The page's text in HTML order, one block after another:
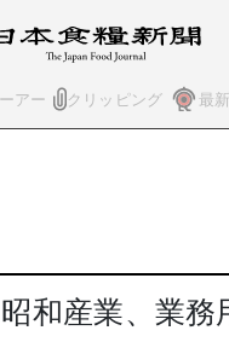
アー クリッピング 最
和産業、業務